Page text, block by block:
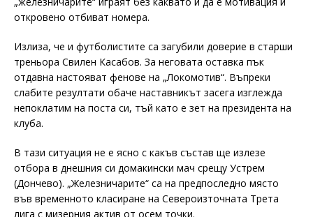
откровено отбиват номера.
Излиза, че и футболистите са загубили доверие в старши
треньора Свилен Касабов. За неговата оставка пък
отдавна настояват фенове на „Локомотив“. Въпреки
слабите резултати обаче наставникът засега изглежда
непоклатим на поста си, тъй като е зет на президента на
клуба.
В тази ситуация не е ясно с какъв състав ще излезе
отбора в днешния си домакински мач срещу Устрем
(Дончево). „Железничарите“ са на предпоследно място
във временното класиране на Североизточната Трета
лига с мизерния актив от осем точки.